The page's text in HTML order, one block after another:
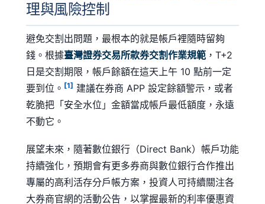
理與風險控制
避免交割出問題，最根本的就是帳戶裡隨時留夠
錢。根據臺灣證券交易所款券交割作業規範 ，T+2
日是交割期限，帳戶餘額在這天上午 10 點前一定
要到位。 [1] 建議在券商 APP 設定餘額警示，或者
乾脆把「安全水位」金額當成帳戶最低額度，永遠
不動它。
展望未來，隨著數位銀行（Direct Bank）帳戶功能
持續強化，預期會有更多券商與數位銀行合作推出
專屬的高利活存分戶帳方案，投資人可持續關注各
大券商官網的活動公告，以掌握最新的利率優惠資